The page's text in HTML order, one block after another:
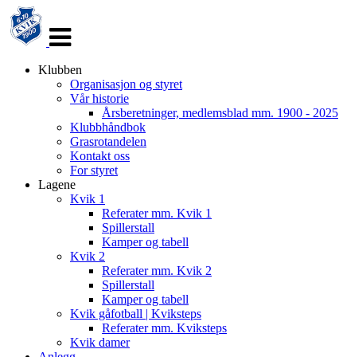
navigasjon
Klubben
Organisasjon og styret
Vår historie
Årsberetninger, medlemsblad mm. 1900 - 2025
Klubbhåndbok
Grasrotandelen
Kontakt oss
For styret
Lagene
Kvik 1
Referater mm. Kvik 1
Spillerstall
Kamper og tabell
Kvik 2
Referater mm. Kvik 2
Spillerstall
Kamper og tabell
Kvik gåfotball | Kviksteps
Referater mm. Kviksteps
Kvik damer